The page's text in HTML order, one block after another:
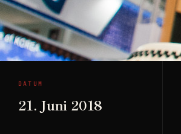
DATUM
21. Juni 2018